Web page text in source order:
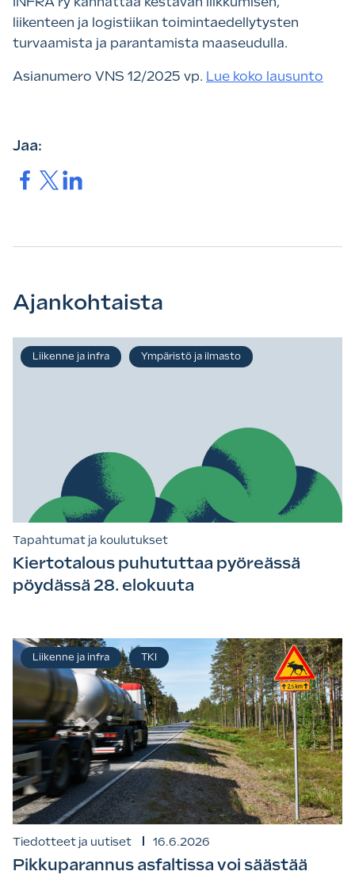
liikenteen ja logistiikan toimintaedellytysten
turvaamista ja parantamista maaseudulla.
Asianumero VNS 12/2025 vp. Lue koko lausunto
Jaa:
Jaa. Jaa.Jaa.
Ajankohtaista
Tapahtumat ja koulutukset
Kiertotalous puhututtaa pyöreässä
pöydässä 28. elokuuta
Liikenne ja infra Ympäristö ja ilmasto
Tiedotteet ja uutiset 16.6.2026
Pikkuparannus asfaltissa voi säästää
Liikenne ja infra TKI